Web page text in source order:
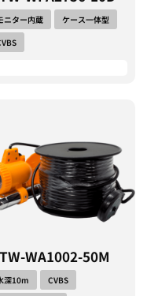
ニター内蔵
ケース一体型
WA1002-50M
深10m
CVBS